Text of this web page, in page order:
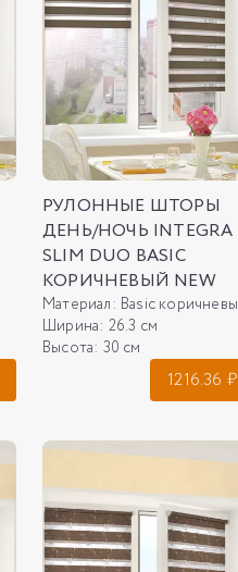
РУЛОННЫЕ ШТОРЫ
ДЕНЬ/НОЧЬ INTEGRA
SLIM DUO BASIC
КОРИЧНЕВЫЙ NEW
Материал: Basic коричневый NEW
Ширина: 26.3 см
Высота: 30 см
1216.36 ₽